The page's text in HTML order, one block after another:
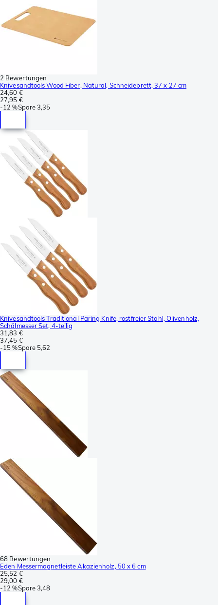
2 Bewertungen
Knivesandtools Wood Fiber, Natural, Schneidebrett, 37 x 27 cm
24,60 €
27,95 €
-12 %Spare3,35
Knivesandtools Traditional Paring Knife, rostfreier Stahl, Olivenholz,
Schälmesser Set, 4-teilig
31,83 €
37,45 €
-15 %Spare 5,62
68 Bewertungen
Eden Messermagnetleiste Akazienholz, 50 x 6 cm
25,52 €
29,00 €
-12 %Spare3,48